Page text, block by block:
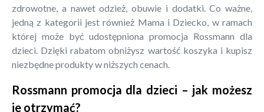
zdrowotne, a nawet odzież, obuwie i dodatki. Co ważne,
jedną z kategorii jest również Mama i Dziecko, w ramach
której może być udostępniona promocja Rossmann dla
dzieci. Dzięki rabatom obniżysz wartość koszyka i kupisz
niezbędne produkty w niższych cenach.
Rossmann promocja dla dzieci – jak możesz
je otrzymać?